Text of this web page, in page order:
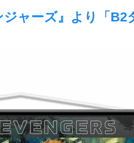
ャーズ』より「B2